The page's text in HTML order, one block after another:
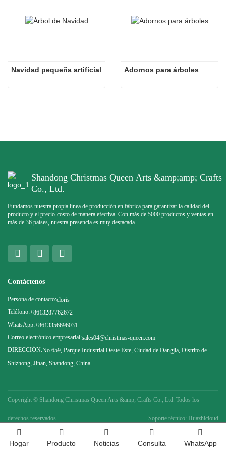
Navidad pequeña artificial Adornos para árboles
Shandong Christmas Queen Arts &amp;amp; Crafts
Co., Ltd.
Fundamos nuestra propia línea de producción en fábrica para garantizar la calidad del
producto y el precio-costo de manera efectiva. Con más de 5000 productos y ventas en
más de 36 países, nuestra presencia es muy destacada.
Contáctenos
Persona de contacto:cloris
Teléfono:+8613287762672
WhatsApp:+8613356696031
Correo electrónico empresarial:sales04@christmas-queen.com
DIRECCIÓN:No.659, Parque Industrial Oeste Este, Ciudad de Dangjia, Distrito de
Shizhong, Jinan, Shandong, China
Copyright © Shandong Christmas Queen Arts &amp; Crafts Co., Ltd. Todos los
derechos reservados. Soporte técnico: Huazhicloud
Hogar Producto Noticias Consulta WhatsApp